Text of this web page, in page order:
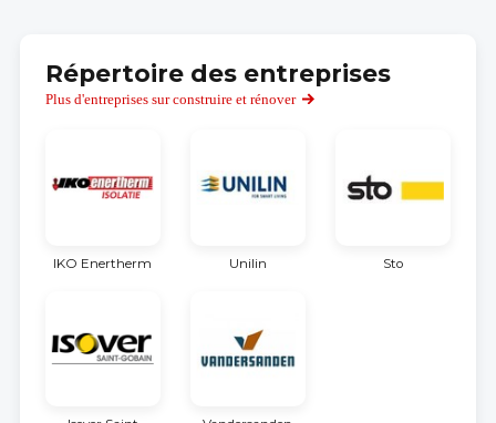
Répertoire des entreprises
Plus d'entreprises sur construire et rénover
IKO Enertherm Unilin Sto